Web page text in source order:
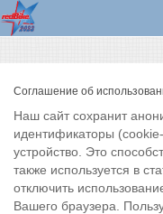
Соглашение об
Наш сайт сохранит
идентификаторы
устройство. Это
также используется в
отключить
Вашего браузера.